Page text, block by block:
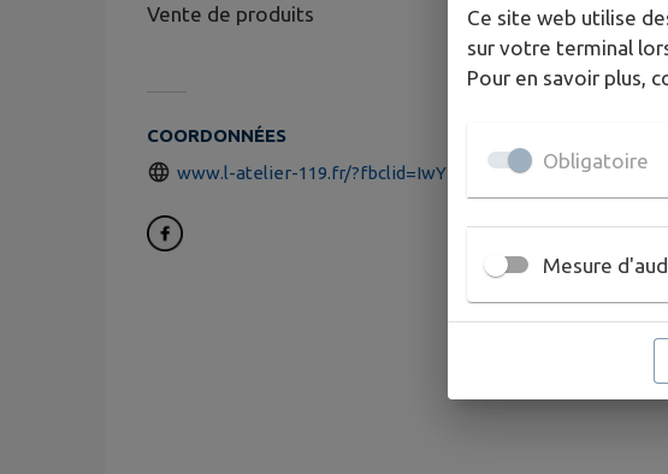
Vente de produits
COORDONNÉES
www.l-atelier-119.fr/?fbclid=IwY2xjawPnZ-F...
Ce site web utilise
sur votre terminal
Pour en savoir plus,
Obligatoire
Mesure